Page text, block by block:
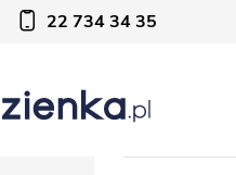
22 734 34 35